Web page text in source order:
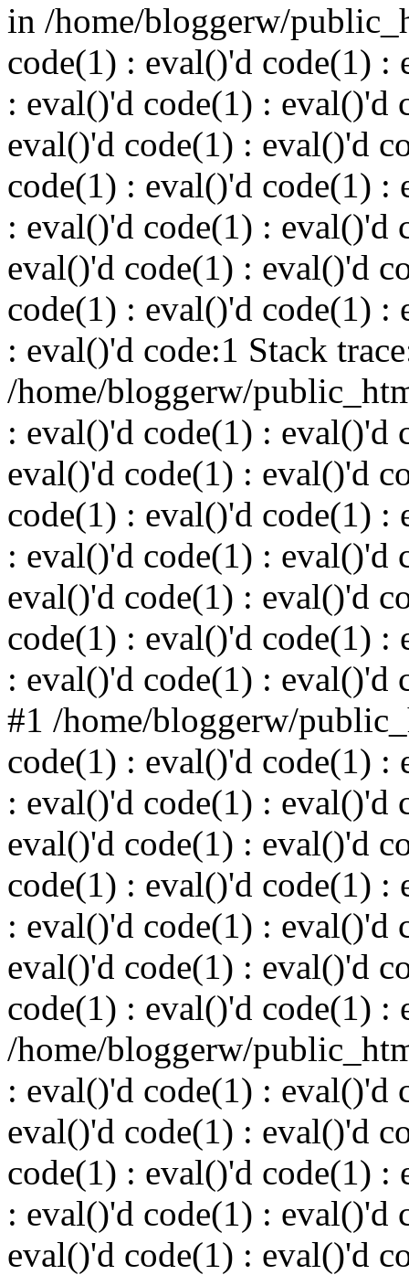
in /home/bloggerw/
code(1) : eval()'d code(1) :
: eval()'d code(1) : eval()'d
eval()'d code(1) : eval()'d
code(1) : eval()'d code(1) :
: eval()'d code(1) : eval()'d
eval()'d code(1) : eval()'d
code(1) : eval()'d code(1) :
: eval()'d code:1 Stack
/home/bloggerw/
: eval()'d code(1) : eval()'d
eval()'d code(1) : eval()'d
code(1) : eval()'d code(1) :
: eval()'d code(1) : eval()'d
eval()'d code(1) : eval()'d
code(1) : eval()'d code(1) :
: eval()'d code(1) : eval()'d
#1 /home/bloggerw/
code(1) : eval()'d code(1) :
: eval()'d code(1) : eval()'d
eval()'d code(1) : eval()'d
code(1) : eval()'d code(1) :
: eval()'d code(1) : eval()'d
eval()'d code(1) : eval()'d
code(1) : eval()'d code(1) :
/home/bloggerw/
: eval()'d code(1) : eval()'d
eval()'d code(1) : eval()'d
code(1) : eval()'d code(1) :
: eval()'d code(1) : eval()'d
eval()'d code(1) : eval()'d